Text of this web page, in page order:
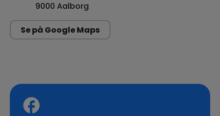
9000 Aalborg
Se på Google Maps